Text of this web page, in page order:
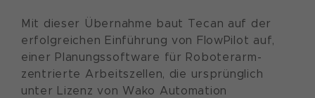
Mit dieser Übernahme baut Tecan auf der
erfolgreichen Einführung von FlowPilot auf,
einer Planungssoftware für Roboterarm-
zentrierte Arbeitszellen, die ursprünglich
unter Lizenz von Wako Automation